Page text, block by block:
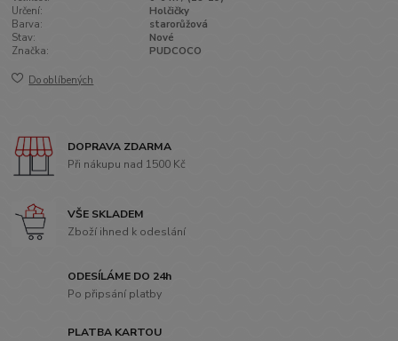
Určení:
Holčičky
Barva:
starorůžová
Stav:
Nové
Značka:
PUDCOCO
Do oblíbených
DOPRAVA ZDARMA
Při nákupu nad 1500 Kč
VŠE SKLADEM
Zboží ihned k odeslání
ODESÍLÁME DO 24h
Po připsání platby
PLATBA KARTOU